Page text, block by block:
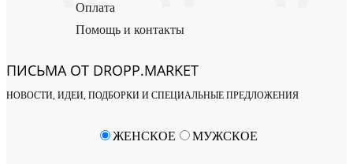
Оплата
Помощь и контакты
ПИСЬМА ОТ DROPP.MARKET
НОВОСТИ, ИДЕИ, ПОДБОРКИ И СПЕЦИАЛЬНЫЕ ПРЕДЛОЖЕНИЯ
ЖЕНСКОЕ МУЖСКОЕ